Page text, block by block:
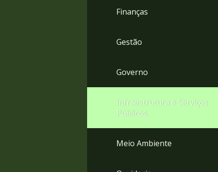
Finanças
Gestão
Governo
Infraestrutura e Serviços
Públicos
Meio Ambiente